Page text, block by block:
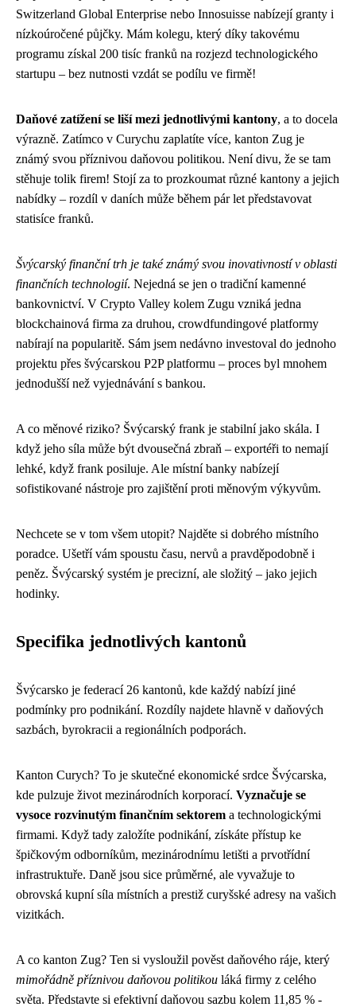
Switzerland Global Enterprise nebo Innosuisse nabízejí granty i
nízkoúročené půjčky. Mám kolegu, který díky takovému
programu získal 200 tisíc franků na rozjezd technologického
startupu – bez nutnosti vzdát se podílu ve firmě!
Daňové zatížení se liší mezi jednotlivými kantony, a to docela
výrazně. Zatímco v Curychu zaplatíte více, kanton Zug je
známý svou příznivou daňovou politikou. Není divu, že se tam
stěhuje tolik firem! Stojí za to prozkoumat různé kantony a jejich
nabídky – rozdíl v daních může během pár let představovat
statisíce franků.
Švýcarský finanční trh je také známý svou inovativností v oblasti
finančních technologií. Nejedná se jen o tradiční kamenné
bankovnictví. V Crypto Valley kolem Zugu vzniká jedna
blockchainová firma za druhou, crowdfundingové platformy
nabírají na popularitě. Sám jsem nedávno investoval do jednoho
projektu přes švýcarskou P2P platformu – proces byl mnohem
jednodušší než vyjednávání s bankou.
A co měnové riziko? Švýcarský frank je stabilní jako skála. I
když jeho síla může být dvousečná zbraň – exportéři to nemají
lehké, když frank posiluje. Ale místní banky nabízejí
sofistikované nástroje pro zajištění proti měnovým výkyvům.
Nechcete se v tom všem utopit? Najděte si dobrého místního
poradce. Ušetří vám spoustu času, nervů a pravděpodobně i
peněz. Švýcarský systém je precizní, ale složitý – jako jejich
hodinky.
Specifika jednotlivých kantonů
Švýcarsko je federací 26 kantonů, kde každý nabízí jiné
podmínky pro podnikání. Rozdíly najdete hlavně v daňových
sazbách, byrokracii a regionálních podporách.
Kanton Curych? To je skutečné ekonomické srdce Švýcarska,
kde pulzuje život mezinárodních korporací. Vyznačuje se
vysoce rozvinutým finančním sektorem a technologickými
firmami. Když tady založíte podnikání, získáte přístup ke
špičkovým odborníkům, mezinárodnímu letišti a prvotřídní
infrastruktuře. Daně jsou sice průměrné, ale vyvažuje to
obrovská kupní síla místních a prestiž curyšské adresy na vašich
vizitkách.
A co kanton Zug? Ten si vysloužil pověst daňového ráje, který
mimořádně příznivou daňovou politikou láká firmy z celého
světa. Představte si efektivní daňovou sazbu kolem 11,85 % -